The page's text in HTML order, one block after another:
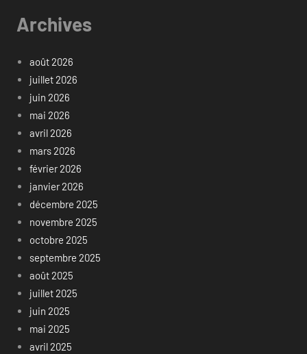
Archives
août 2026
juillet 2026
juin 2026
mai 2026
avril 2026
mars 2026
février 2026
janvier 2026
décembre 2025
novembre 2025
octobre 2025
septembre 2025
août 2025
juillet 2025
juin 2025
mai 2025
avril 2025